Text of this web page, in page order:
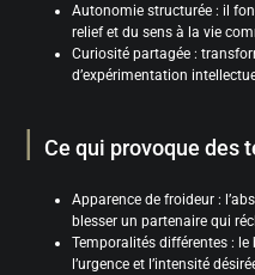
Autonomie structurée : il
relief et du sens à la vie
Curiosité partagée :
d’expérimentation
Ce qui provoque des
Apparence de froideur :
blesser un partenaire qui
Temporalités différentes : le
l’urgence et l’intensité